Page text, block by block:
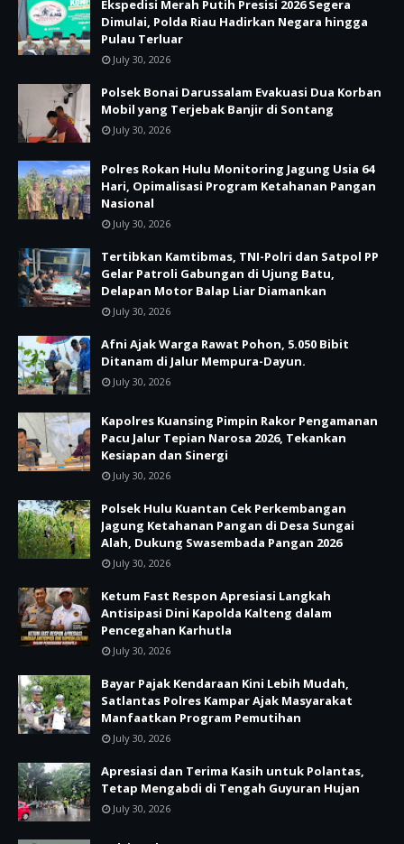
Ekspedisi Merah Putih Presisi 2026 Segera
Dimulai, Polda Riau Hadirkan Negara hingga
Pulau Terluar
July 30, 2026
Polsek Bonai Darussalam Evakuasi Dua Korban
Mobil yang Terjebak Banjir di Sontang
July 30, 2026
Polres Rokan Hulu Monitoring Jagung Usia 64
Hari, Opimalisasi Program Ketahanan Pangan
Nasional
July 30, 2026
Tertibkan Kamtibmas, TNI-Polri dan Satpol PP
Gelar Patroli Gabungan di Ujung Batu,
Delapan Motor Balap Liar Diamankan
July 30, 2026
Afni Ajak Warga Rawat Pohon, 5.050 Bibit
Ditanam di Jalur Mempura-Dayun.
July 30, 2026
Kapolres Kuansing Pimpin Rakor Pengamanan
Pacu Jalur Tepian Narosa 2026, Tekankan
Kesiapan dan Sinergi
July 30, 2026
Polsek Hulu Kuantan Cek Perkembangan
Jagung Ketahanan Pangan di Desa Sungai
Alah, Dukung Swasembada Pangan 2026
July 30, 2026
Ketum Fast Respon Apresiasi Langkah
Antisipasi Dini Kapolda Kalteng dalam
Pencegahan Karhutla
July 30, 2026
Bayar Pajak Kendaraan Kini Lebih Mudah,
Satlantas Polres Kampar Ajak Masyarakat
Manfaatkan Program Pemutihan
July 30, 2026
Apresiasi dan Terima Kasih untuk Polantas,
Tetap Mengabdi di Tengah Guyuran Hujan
July 30, 2026